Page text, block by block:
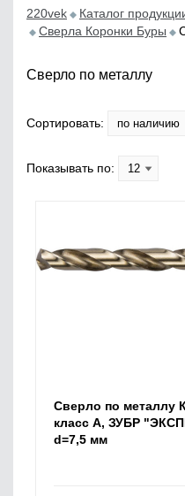
220vek Каталог
Сверла Коронки Буры
Сверло по металлу
Сортировать:
Показывать по:
Сверло по металлу
класс А, ЗУБР
d=7,5 мм